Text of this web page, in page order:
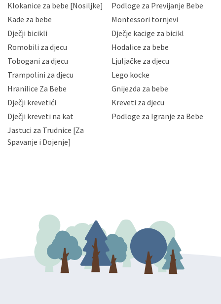
Hrvatske, a uvijek uz primjenu odgovarajućih tehničkih i
sigurnosnih mjera zaštite osobnih podataka od
neovlaštenog pristupa, zlouporabe, otkrivanja,
gubitka ili uništenja. Mae.hr štiti privatnost svojih
korisnika i posjetitelja web stranica, čuva povjerljivost
Vaših osobnih podataka te omogućava pristup i
priopćavanje osobnih podataka samo onim svojim
zaposlenicima kojima su isti potrebni radi provedbe
slučajevima koji su dozvoljeni zakonima. Napominjemo
da možete u svako doba, u potpunosti ili djelomice,
zatražiti prestanak aktivnosti obrade Vaših osobnih
podataka. Opoziv privole možete podnijeti poštom na
gore navedenu adresu ili e-mailom na adresu:
Klokanice za bebe [Nosiljke]
Podloge za Previjanje Bebe
Kade za bebe
Montessori tornjevi
Dječji bicikli
Dječje kacige za bicikl
Romobili za djecu
Hodalice za bebe
Tobogani za djecu
Ljuljačke za djecu
Trampolini za djecu
Lego kocke
Hranilice Za Bebe
Gnijezda za bebe
Dječji krevetići
Kreveti za djecu
Dječji kreveti na kat
Podloge za Igranje za Bebe
Jastuci za Trudnice [Za
Spavanje i Dojenje]